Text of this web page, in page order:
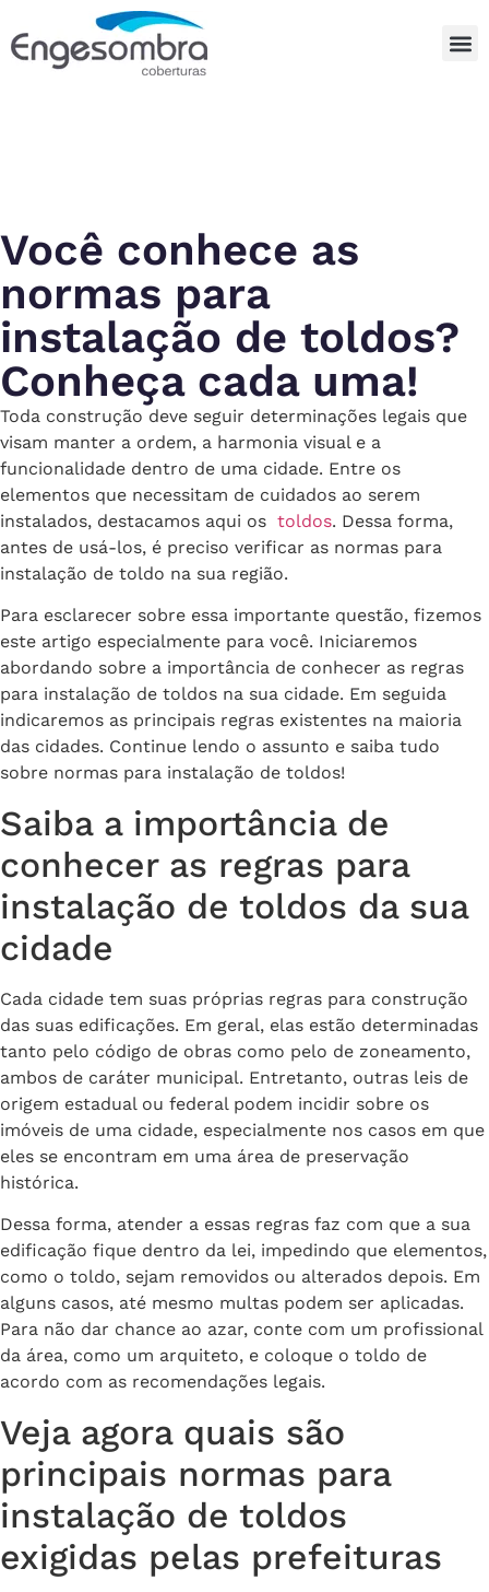
Você conhece as
normas para
instalação de toldos?
Conheça cada uma!
Toda construção deve seguir determinações legais que
visam manter a ordem, a harmonia visual e a
funcionalidade dentro de uma cidade. Entre os
elementos que necessitam de cuidados ao serem
instalados, destacamos aqui os toldos. Dessa forma,
antes de usá-los, é preciso verificar as normas para
instalação de toldo na sua região.
Para esclarecer sobre essa importante questão, fizemos
este artigo especialmente para você. Iniciaremos
abordando sobre a importância de conhecer as regras
para instalação de toldos na sua cidade. Em seguida
indicaremos as principais regras existentes na maioria
das cidades. Continue lendo o assunto e saiba tudo
sobre normas para instalação de toldos!
Saiba a importância de
conhecer as regras para
instalação de toldos da sua
cidade
Cada cidade tem suas próprias regras para construção
das suas edificações. Em geral, elas estão determinadas
tanto pelo código de obras como pelo de zoneamento,
ambos de caráter municipal. Entretanto, outras leis de
origem estadual ou federal podem incidir sobre os
imóveis de uma cidade, especialmente nos casos em que
eles se encontram em uma área de preservação
histórica.
Dessa forma, atender a essas regras faz com que a sua
edificação fique dentro da lei, impedindo que elementos,
como o toldo, sejam removidos ou alterados depois. Em
alguns casos, até mesmo multas podem ser aplicadas.
Para não dar chance ao azar, conte com um profissional
da área, como um arquiteto, e coloque o toldo de
acordo com as recomendações legais.
Veja agora quais são
principais normas para
instalação de toldos
exigidas pelas prefeituras